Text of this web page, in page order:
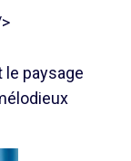
le paysage